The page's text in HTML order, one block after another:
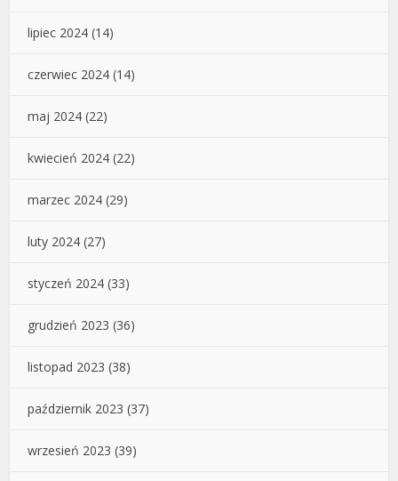
lipiec 2024 (14)
czerwiec 2024 (14)
maj 2024 (22)
kwiecień 2024 (22)
marzec 2024 (29)
luty 2024 (27)
styczeń 2024 (33)
grudzień 2023 (36)
listopad 2023 (38)
październik 2023 (37)
wrzesień 2023 (39)